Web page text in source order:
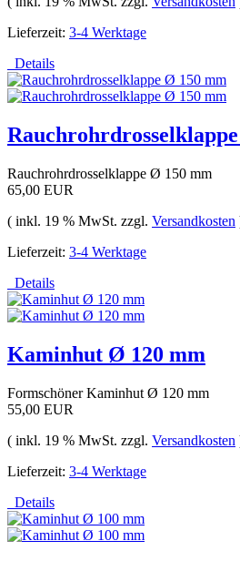
Lieferzeit: 3-4 Werktage
Details
Rauchrohrdrosselklappe Ø 150 mm
65,00 EUR
( inkl. 19 % MwSt. zzgl. Versandkosten
Lieferzeit: 3-4 Werktage
Details
Kaminhut Ø 120 mm
Formschöner Kaminhut Ø 120 mm
55,00 EUR
( inkl. 19 % MwSt. zzgl. Versandkosten
Lieferzeit: 3-4 Werktage
Details